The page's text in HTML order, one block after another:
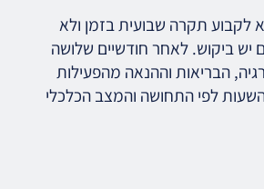
לקבוע תקרה שבועית בזמן ולא
ביקוש. לאחר חודשיים שלושה
הבריאות וההנאה מהפעילות
לפי התחושה והמצב הכלכלי